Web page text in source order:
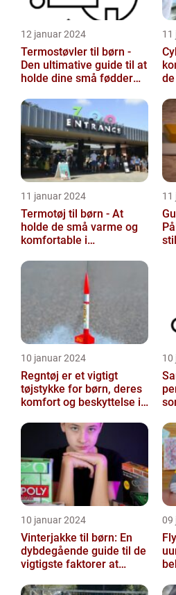
12 januar 2024
Termostøvler til børn -
Den ultimative guide til at
holde dine små fødder
11
11 januar 2024
Termotøj til børn - At
holde de små varme og
komfortable i
11
10 januar 2024
Regntøj er et vigtigt
tøjstykke for børn, deres
komfort og beskyttelse i
10
10 januar 2024
Vinterjakke til børn: En
dybdegående guide til de
vigtigste faktorer at
09